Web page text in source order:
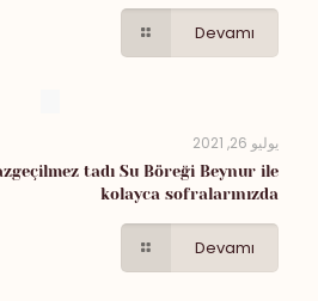
Devamı
يوليو 26, 2021
tadı Su Böreği Beynur ile
kolayca sofralarınızda
Devamı